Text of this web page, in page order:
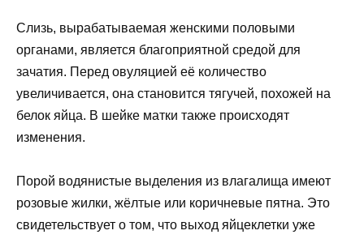
Слизь, вырабатываемая женскими половыми
органами, является благоприятной средой для
зачатия. Перед овуляцией её количество
увеличивается, она становится тягучей, похожей на
белок яйца. В шейке матки также происходят
изменения.
Порой водянистые выделения из влагалища имеют
розовые жилки, жёлтые или коричневые пятна. Это
свидетельствует о том, что выход яйцеклетки уже